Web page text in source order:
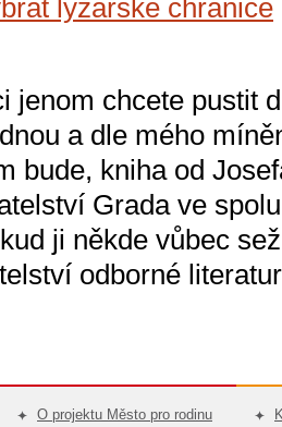
lyžařské chrániče
jenom chcete pustit
a dle mého
bude, kniha od
Grada ve
ji někde vůbec
odborné
O projektu Město pro rodinu